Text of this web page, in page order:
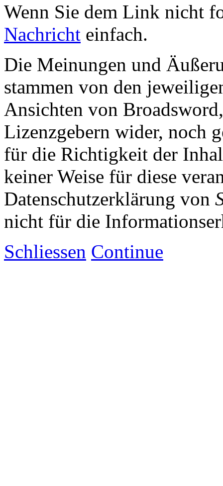
Wenn Sie dem Link nicht
Nachricht einfach.
Die Meinungen und
stammen von den
Ansichten von
Lizenzgebern wider, noch
für die Richtigkeit der
keiner Weise für diese
Datenschutzerklärung von
nicht für die
Schliessen Continue